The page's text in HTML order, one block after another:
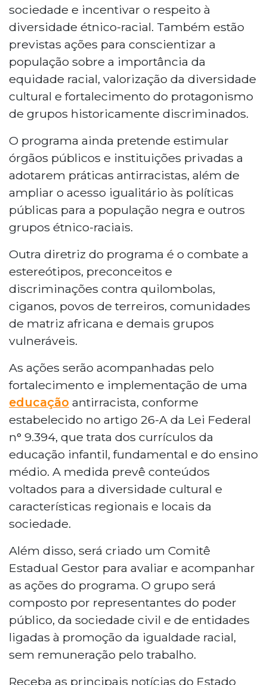
sociedade e incentivar o respeito à
diversidade étnico-racial. Também estão
previstas ações para conscientizar a
população sobre a importância da
equidade racial, valorização da diversidade
cultural e fortalecimento do protagonismo
de grupos historicamente discriminados.
O programa ainda pretende estimular
órgãos públicos e instituições privadas a
adotarem práticas antirracistas, além de
ampliar o acesso igualitário às políticas
públicas para a população negra e outros
grupos étnico-raciais.
Outra diretriz do programa é o combate a
estereótipos, preconceitos e
discriminações contra quilombolas,
ciganos, povos de terreiros, comunidades
de matriz africana e demais grupos
vulneráveis.
As ações serão acompanhadas pelo
fortalecimento e implementação de uma
educação antirracista, conforme
estabelecido no artigo 26-A da Lei Federal
n° 9.394, que trata dos currículos da
educação infantil, fundamental e do ensino
médio. A medida prevê conteúdos
voltados para a diversidade cultural e
características regionais e locais da
sociedade.
Além disso, será criado um Comitê
Estadual Gestor para avaliar e acompanhar
as ações do programa. O grupo será
composto por representantes do poder
público, da sociedade civil e de entidades
ligadas à promoção da igualdade racial,
sem remuneração pelo trabalho.
Receba as principais notícias do Estado